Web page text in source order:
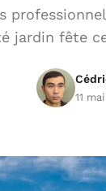
jardin fête
11